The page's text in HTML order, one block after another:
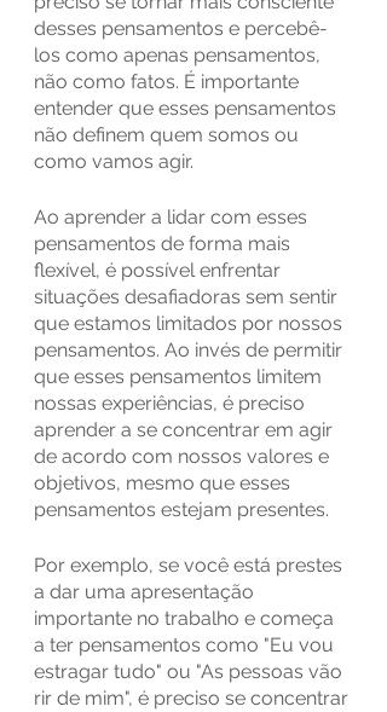
desses pensamentos e percebê-
los como apenas pensamentos,
não como fatos. É importante
entender que esses pensamentos
não definem quem somos ou
como vamos agir.
Ao aprender a lidar com esses
pensamentos de forma mais
flexível, é possível enfrentar
situações desafiadoras sem sentir
que estamos limitados por nossos
pensamentos. Ao invés de permitir
que esses pensamentos limitem
nossas experiências, é preciso
aprender a se concentrar em agir
de acordo com nossos valores e
objetivos, mesmo que esses
pensamentos estejam presentes.
Por exemplo, se você está prestes
a dar uma apresentação
importante no trabalho e começa
a ter pensamentos como "Eu vou
estragar tudo" ou "As pessoas vão
rir de mim", é preciso se concentrar